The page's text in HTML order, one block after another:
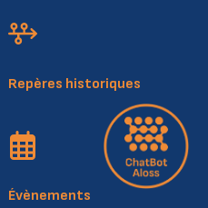
Repères historiques
Évènements